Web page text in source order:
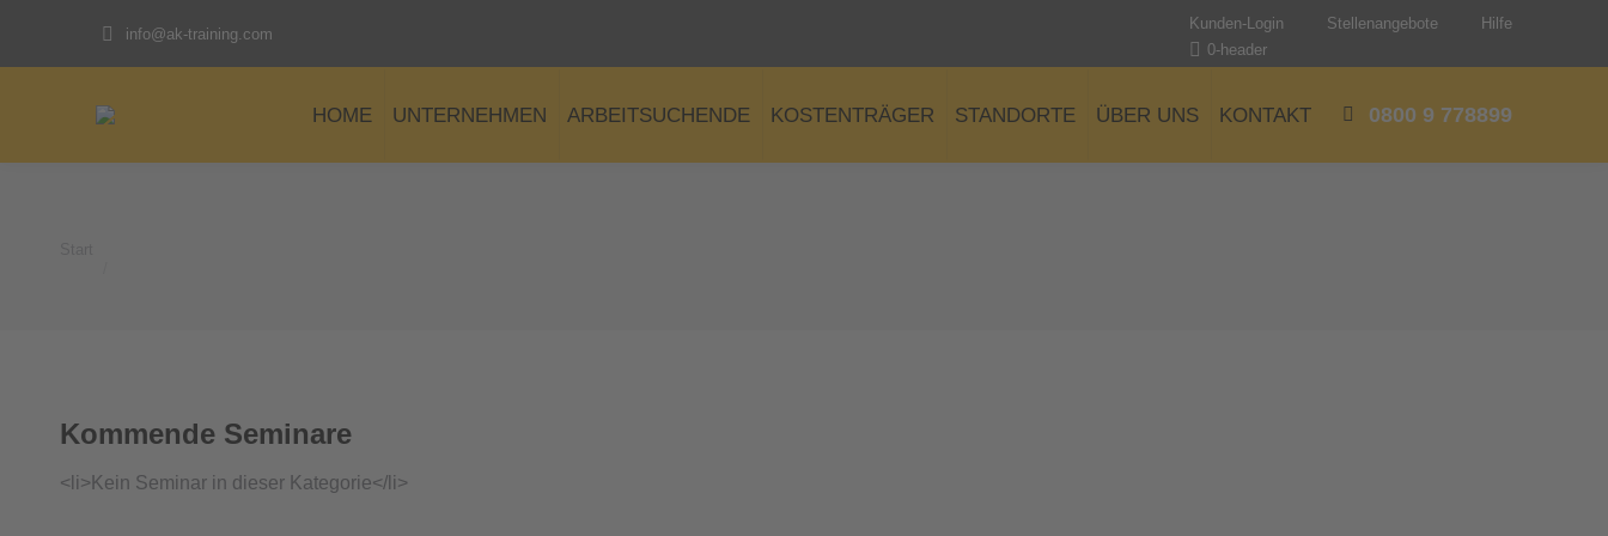
info@ak-training.com
Kunden-Login Stellenangebote
Hilfe
0-header
HOME UNTERNEHMEN ARBEITSUCHENDE KOSTENTRÄGER STANDORTE ÜBER UNS KONTAKT 0800 9 778899
Kommende Seminare
<li>Kein Seminar in dieser Kategorie</li>